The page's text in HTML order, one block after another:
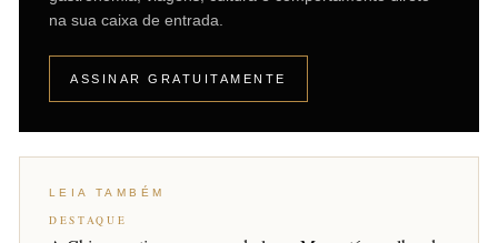
na sua caixa de entrada.
ASSINAR GRATUITAMENTE
LEIA TAMBÉM
DESTAQUE